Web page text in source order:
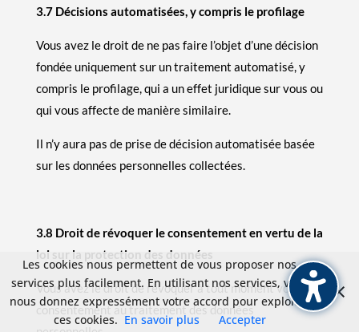
3.7 Décisions automatisées, y compris le profilage
Vous avez le droit de ne pas faire l’objet d’une décision
fondée uniquement sur un traitement automatisé, y
compris le profilage, qui a un effet juridique sur vous ou
qui vous affecte de manière similaire.
Il n’y aura pas de prise de décision automatisée basée
sur les données personnelles collectées.
3.8 Droit de révoquer le consentement en vertu de la
loi sur la protection des données
Vous avez le droit de révoquer à tout moment votre
consentement au traitement des données
Les cookies nous permettent de vous proposer nos
services plus facilement. En utilisant nos services, vous
nous donnez expressément votre accord pour exploiter
ces cookies. En savoir plus Accepter